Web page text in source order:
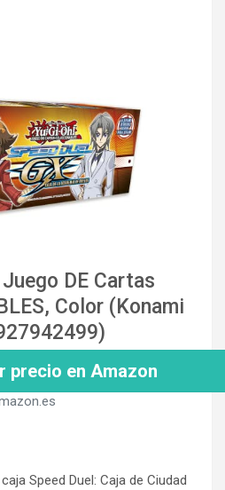
DE Cartas
Color (Konami
precio en Amazon
Speed Duel: Caja de Ciudad